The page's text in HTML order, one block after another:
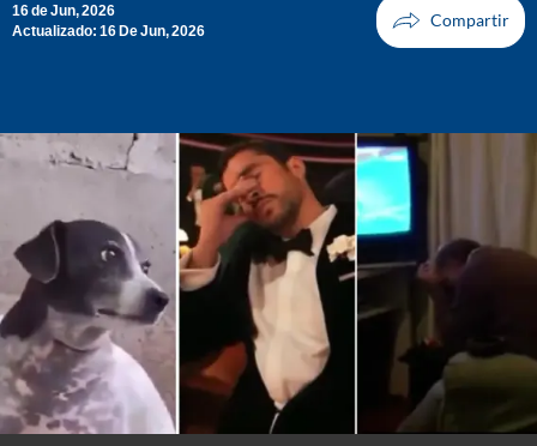
16 de Jun, 2026
Actualizado: 16 De Jun, 2026